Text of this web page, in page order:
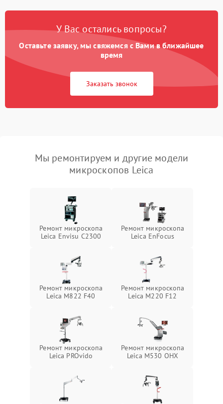
У Вас остались вопросы?
Оставьте заявку, мы свяжемся с Вами в ближайшее
время
Заказать звонок
Мы ремонтируем и другие модели
микроскопов Leica
Ремонт микроскопа
Leica Envisu C2300
Ремонт микроскопа
Leica EnFocus
Ремонт микроскопа
Leica M822 F40
Ремонт микроскопа
Leica M220 F12
Ремонт микроскопа
Leica PROvido
Ремонт микроскопа
Leica M530 OHX